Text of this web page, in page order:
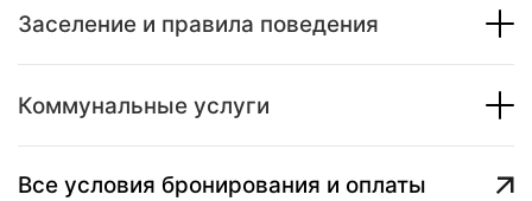
Заселение и правила поведения
Коммунальные услуги
Все условия бронирования и оплаты